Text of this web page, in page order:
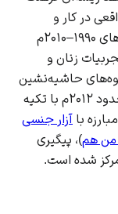
در کار و
در دهه‌های ۱۹۹۰–۲۰۱۰م
زنان و
حاشیه‌نشین
از حدود ۲۰۱۲م با تکیه
با آزار جنسی
هم)، پیگیری
شده است.